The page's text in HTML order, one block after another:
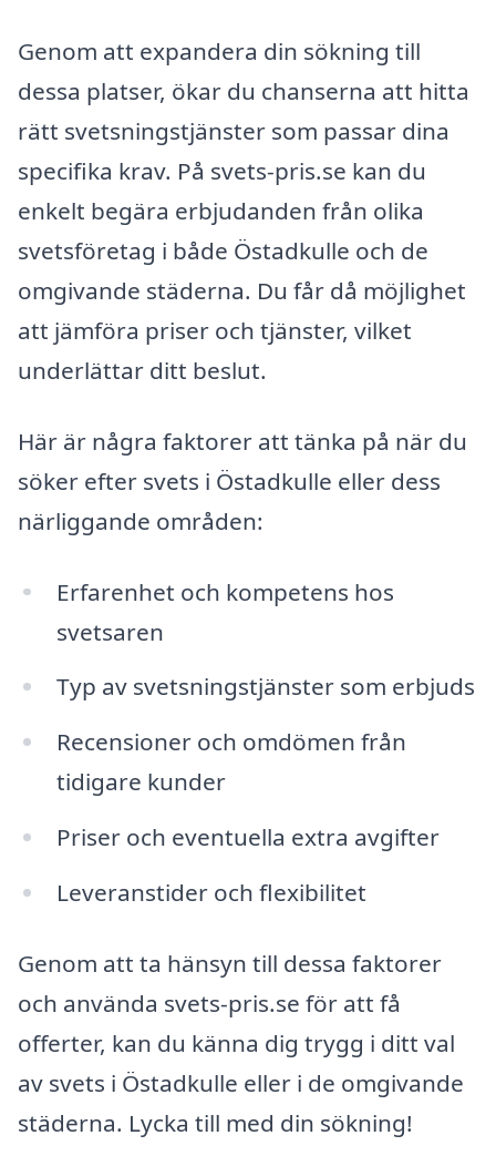
Genom att expandera din sökning till
dessa platser, ökar du chanserna att hitta
rätt svetsningstjänster som passar dina
specifika krav. På svets-pris.se kan du
enkelt begära erbjudanden från olika
svetsföretag i både Östadkulle och de
omgivande städerna. Du får då möjlighet
att jämföra priser och tjänster, vilket
underlättar ditt beslut.
Här är några faktorer att tänka på när du
söker efter svets i Östadkulle eller dess
närliggande områden:
Erfarenhet och kompetens hos
svetsaren
Typ av svetsningstjänster som erbjuds
Recensioner och omdömen från
tidigare kunder
Priser och eventuella extra avgifter
Leveranstider och flexibilitet
Genom att ta hänsyn till dessa faktorer
och använda svets-pris.se för att få
offerter, kan du känna dig trygg i ditt val
av svets i Östadkulle eller i de omgivande
städerna. Lycka till med din sökning!